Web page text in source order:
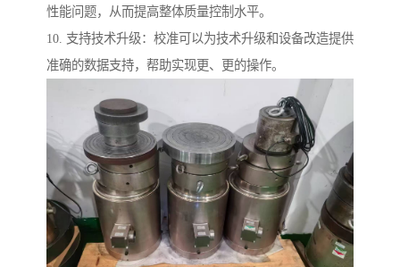
性能问题，从而提高整体质量控制水平。
10. 支持技术升级：校准可以为技术升级和设备改造提供
准确的数据支持，帮助实现更、更的操作。